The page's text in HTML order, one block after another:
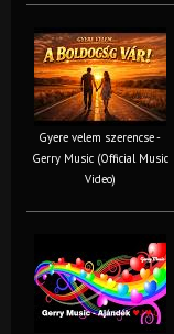
Gyere velem szerencse -
Gerry Music (Official Music
Video)